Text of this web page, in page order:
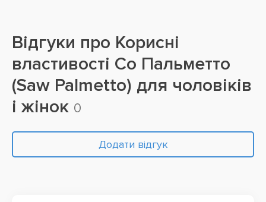
Відгуки про Корисні
властивості Со Пальметто
(Saw Palmetto) для чоловіків
і жінок 0
Додати відгук